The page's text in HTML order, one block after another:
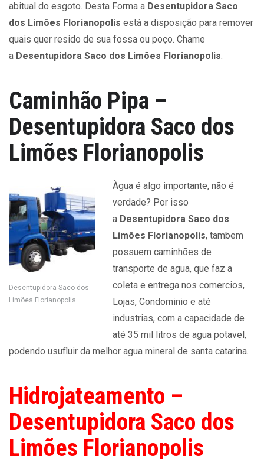
abitual do esgoto. Desta Forma a Desentupidora Saco
dos Limões Florianopolis está a disposição para remover
quais quer resido de sua fossa ou poço. Chame
a Desentupidora Saco dos Limões Florianopolis.
Caminhão Pipa –
Desentupidora Saco dos
Limões Florianopolis
Desentupidora Saco dos
Limões Florianopolis
Àgua é algo importante, não é
verdade? Por isso
a Desentupidora Saco dos
Limões Florianopolis, tambem
possuem caminhões de
transporte de agua, que faz a
coleta e entrega nos comercios,
Lojas, Condominio e até
industrias, com a capacidade de
até 35 mil litros de agua potavel,
podendo usufluir da melhor agua mineral de santa catarina.
Hidrojateamento –
Desentupidora Saco dos
Limões Florianopolis